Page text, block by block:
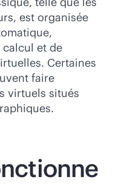
est organisée
calcul et de
Certaines
faire
virtuels situés